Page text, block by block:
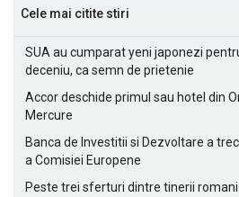
Cele mai citite stiri
SUA au cumparat yeni japonezi
deceniu, ca semn de prietenie
Accor deschide primul sau hotel din
Mercure
Banca de Investitii si Dezvoltare a
a Comisiei Europene
Peste trei sferturi dintre tinerii